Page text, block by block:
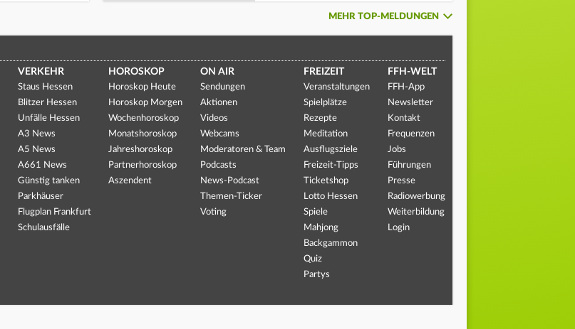
MEHR TOP-MELDUNGEN
VERKEHR
Staus Hessen
Blitzer Hessen
Unfälle Hessen
A3 News
A5 News
A661 News
Günstig tanken
Parkhäuser
Flugplan Frankfurt
Schulausfälle
HOROSKOP
Horoskop Heute
Horoskop Morgen
Wochenhoroskop
Monatshoroskop
Jahreshoroskop
Partnerhoroskop
Aszendent
ON AIR
Sendungen
Aktionen
Videos
Webcams
Moderatoren & Team
Podcasts
News-Podcast
Themen-Ticker
Voting
FREIZEIT
Veranstaltungen
Spielplätze
Rezepte
Meditation
Ausflugsziele
Freizeit-Tipps
Ticketshop
Lotto Hessen
Spiele
Mahjong
Backgammon
Quiz
Partys
FFH-WELT
FFH-App
Newsletter
Kontakt
Frequenzen
Jobs
Führungen
Presse
Radiowerbung
Weiterbildung
Login